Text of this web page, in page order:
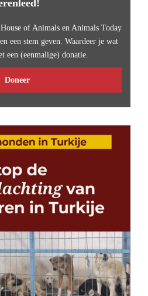
of Animals en Animals Today
een stem geven. Waardeer je wat
een (eenmalige) donatie.
Doneer